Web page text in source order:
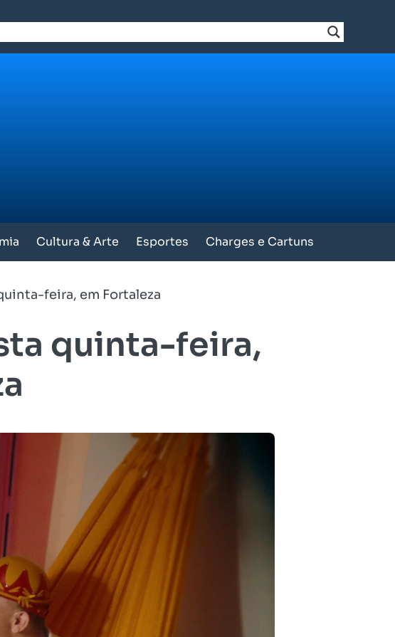
Cultura & Arte Esportes Charges e Cartuns
feira, em Fortaleza
quinta-feira,